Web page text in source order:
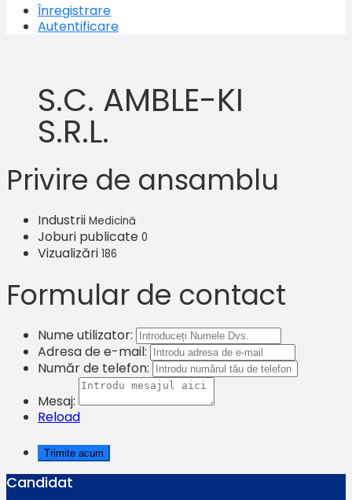
Înregistrare
Autentificare
S.C. AMBLE-KI
S.R.L.
Privire de ansamblu
Industrii Medicină
Joburi publicate 0
Vizualizări 186
Formular de contact
Nume utilizator:
Adresa de e-mail:
Număr de telefon:
Mesaj:
Reload
Candidat